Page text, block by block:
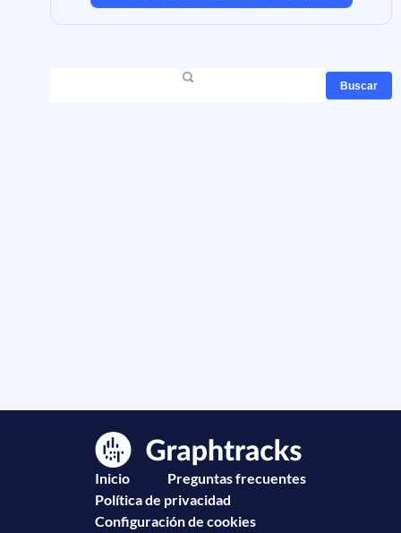
Buscar
Inicio
Preguntas frecuentes
Política de privacidad
Configuración de cookies